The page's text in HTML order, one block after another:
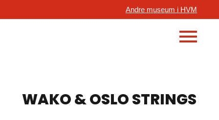
Andre museum i HVM
WAKO & OSLO STRINGS